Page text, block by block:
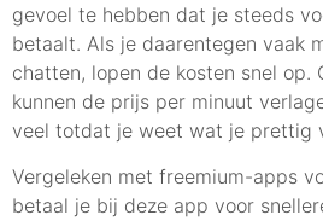
gevoel te hebben dat je steeds
betaalt. Als je daarentegen vaak
chatten, lopen de kosten snel op.
kunnen de prijs per minuut
veel totdat je weet wat je prettig
Vergeleken met freemium-apps
betaal je bij deze app voor